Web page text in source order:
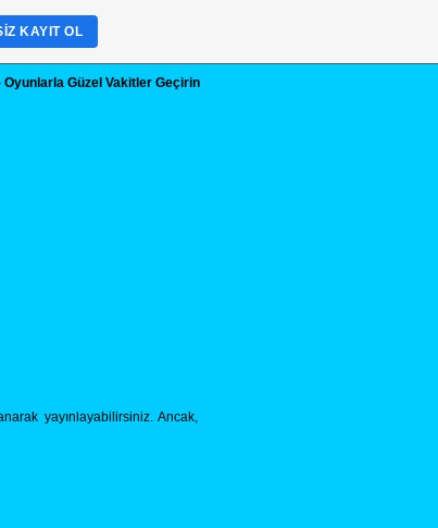
Oyunlarla Güzel Vakitler Geçirin
yayınlayabilirsiniz. Ancak,
KAYIT OL